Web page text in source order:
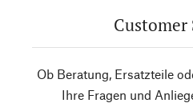
Customer
Ob Beratung, Ersatzteile
Ihre Fragen und